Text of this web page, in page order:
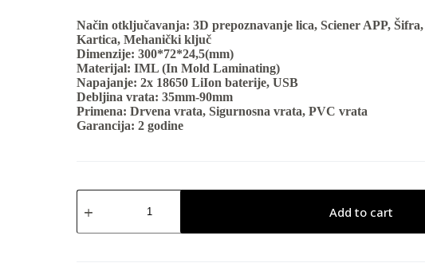
Način otključavanja: 3D prepoznavanje lica, Sciener APP,
Kartica, Mehanički ključ
Dimenzije: 300*72*24,5(mm)
Materijal: IML (In Mold Laminating)
Napajanje: 2x 18650 LiIon baterije, USB
Debljina vrata: 35mm-90mm
Primena: Drvena vrata, Sigurnosna vrata, PVC vrata
Garancija: 2 godine
Pametna
Brava
3D
Add to cart